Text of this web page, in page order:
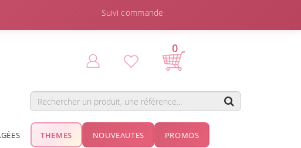
Suivi commande
0
THEMES NOUVEAUTES PROMOS